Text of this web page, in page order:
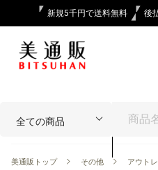
新規5千円で送料無料 後
美通販トップ その他
アウト